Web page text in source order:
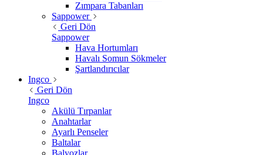
Zımpara Tabanları
Sappower
Geri Dön
Sappower
Hava Hortumları
Havalı Somun Sökmeler
Şartlandırıcılar
Ingco
Geri Dön
Ingco
Akülü Tırpanlar
Anahtarlar
Ayarlı Penseler
Baltalar
Balyozlar